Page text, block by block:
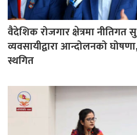
वैदेशिक रोजगार क्षेत्रमा नीतिगत
व्यवसायीद्वारा आन्दोलनको
स्थगित